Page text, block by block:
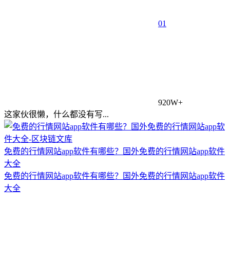
01
920W+
这家伙很懒，什么都没有写...
免费的行情网站app软件有哪些？国外免费的行情网站app软件
大全
免费的行情网站app软件有哪些？国外免费的行情网站app软件
大全